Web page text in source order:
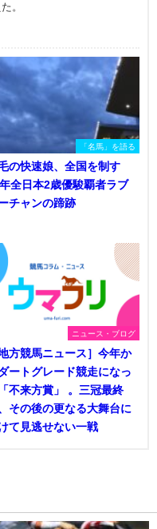
。
「名馬」を語る
の快速娘、全国を制す
全日本2歳優駿覇者ラブ
チャンの蹄跡
ニュース・ブログ
地方競馬ニュース］今年か
ートグレード競走になっ
不来方賞」 。三冠最終
その後の更なる大舞台に
て見逃せない一戦